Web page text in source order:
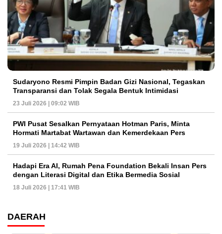
Sudaryono Resmi Pimpin Badan Gizi Nasional, Tegaskan
Transparansi dan Tolak Segala Bentuk Intimidasi
23 Juli 2026 | 09:02 WIB
PWI Pusat Sesalkan Pernyataan Hotman Paris, Minta
Hormati Martabat Wartawan dan Kemerdekaan Pers
19 Juli 2026 | 14:42 WIB
Hadapi Era AI, Rumah Pena Foundation Bekali Insan Pers
dengan Literasi Digital dan Etika Bermedia Sosial
18 Juli 2026 | 17:41 WIB
DAERAH